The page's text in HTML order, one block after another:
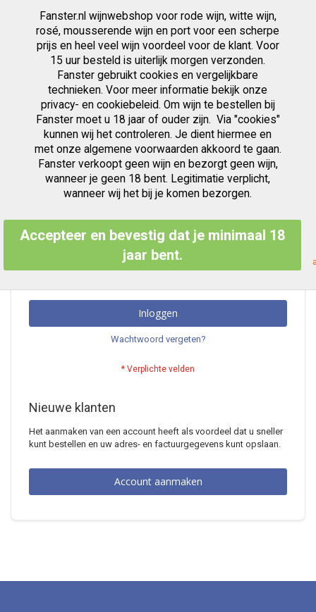
Fanster.nl wijnwebshop voor rode wijn, witte wijn,
rosé, mousserende wijn en port voor een scherpe
prijs en heel veel wijn voordeel voor de klant. Voor
15 uur besteld is uiterlijk morgen verzonden.
Fanster gebruikt cookies en vergelijkbare
technieken. Voor meer informatie bekijk onze
privacy- en cookiebeleid. Om wijn te bestellen bij
Fanster moet u 18 jaar of ouder zijn. Via "cookies"
kunnen wij het controleren. Je dient hiermee en
met onze algemene voorwaarden akkoord te gaan.
Fanster verkoopt geen wijn en bezorgt geen wijn,
wanneer je geen 18 bent. Legitimatie verplicht,
wanneer wij het bij je komen bezorgen.
Accepteer en bevestig dat je minimaal 18
jaar bent.
Zoek
inhoud
Klant Login
Geregistreerde Klanten
Als u een account hebt, meld u dan aan met uw e-mailadres.
E-mailadres
Inloggen
Wachtwoord vergeten?
Nieuwe klanten
Het aanmaken van een account heeft als voordeel dat u sneller
kunt bestellen en uw adres- en factuurgegevens kunt opslaan.
Account aanmaken